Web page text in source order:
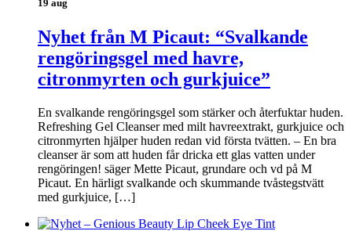
19 aug
Nyhet från M Picaut: “Svalkande
rengöringsgel med havre,
citronmyrten och gurkjuice”
En svalkande rengöringsgel som stärker och återfuktar huden.
Refreshing Gel Cleanser med milt havreextrakt, gurkjuice och
citronmyrten hjälper huden redan vid första tvätten. – En bra
cleanser är som att huden får dricka ett glas vatten under
rengöringen! säger Mette Picaut, grundare och vd på M
Picaut. En härligt svalkande och skummande tvåstegstvätt
med gurkjuice, […]